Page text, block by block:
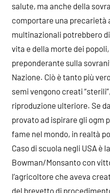
salute, ma anche della
comportare una precarietà
multinazionali potrebbero
vita e della morte dei
preponderante sulla
Nazione. Ciò è tanto più
semi vengono creati
riproduzione ulteriore. Se
provato ad ispirare gli ogm
fame nel mondo, in realtà
Caso di scuola negli USA è
Bowman/Monsanto con
l’agricoltore che aveva
del brevetto di